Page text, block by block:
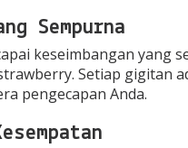
Sempurna
keseimbangan yang
Setiap gigitan
pengecapan Anda.